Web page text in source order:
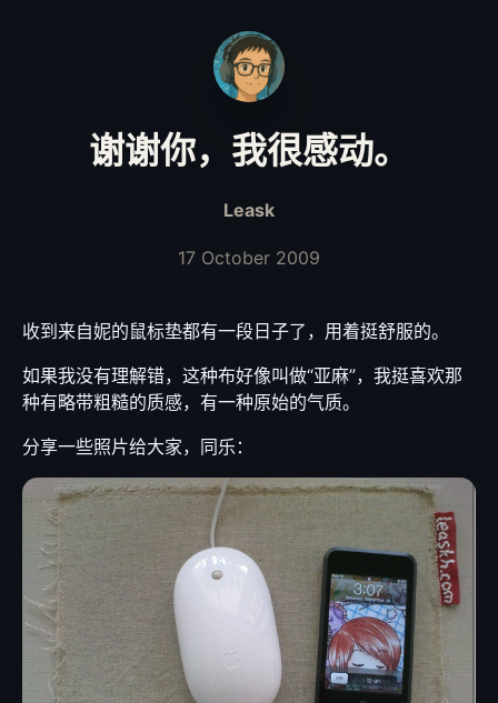
谢谢你，我很感动。
Leask
17 October 2009
收到来自妮的鼠标垫都有一段日子了，用着挺舒服的。
如果我没有理解错，这种布好像叫做“亚麻”，我挺喜欢那
种有略带粗糙的质感，有一种原始的气质。
分享一些照片给大家，同乐：